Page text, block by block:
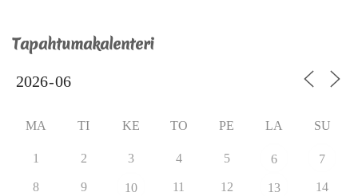
Tapahtumakalenteri
MA TI KE TO PE LA SU
1 2 3 4 5 6 7
8 9 10 11 12 13 14